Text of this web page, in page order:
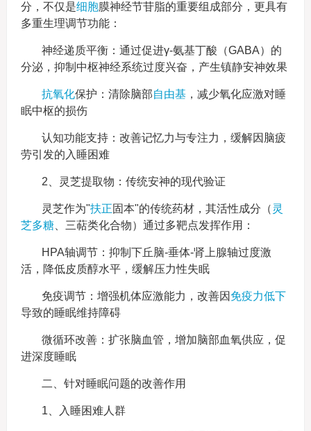
分，不仅是细胞膜神经节苷脂的重要组成部分，更具有
多重生理调节功能：
神经递质平衡：通过促进γ-氨基丁酸（GABA）的
分泌，抑制中枢神经系统过度兴奋，产生镇静安神效果
抗氧化保护：清除脑部自由基 ，减少氧化应激对睡
眠中枢的损伤
认知功能支持：改善记忆力与专注力，缓解因脑疲
劳引发的入睡困难
2、灵芝提取物：传统安神的现代验证
灵芝作为"扶正固本"的传统药材，其活性成分（ 灵
芝多糖、三萜类化合物）通过多靶点发挥作用：
HPA轴调节：抑制下丘脑-垂体-肾上腺轴过度激
活，降低皮质醇水平，缓解压力性失眠
免疫调节：增强机体应激能力，改善因 免疫力低下
导致的睡眠维持障碍
微循环改善：扩张脑血管，增加脑部血氧供应，促
进深度睡眠
二、针对睡眠问题的改善作用
1、入睡困难人群